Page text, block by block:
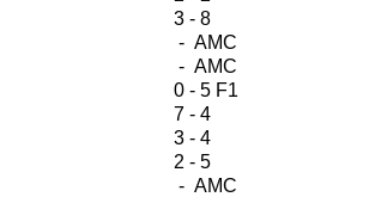
3 - 8
- AMC
- AMC
0 - 5 F1
7 - 4
3 - 4
2 - 5
- AMC